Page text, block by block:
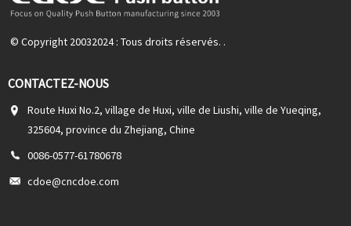
© Copyright 20032024 : Tous droits réservés. .
CONTACTEZ-NOUS
Route Huxi No.2, village de Huxi, ville de Liushi, ville de Yueqing,
325604, province du Zhejiang, Chine
0086-0577-61780678
cdoe@cncdoe.com